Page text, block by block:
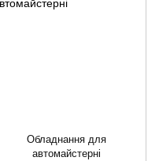
Обладнання для
автомайстерні